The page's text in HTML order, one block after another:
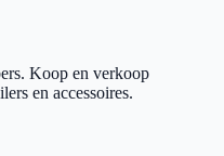
Koop en verkoop
en accessoires.